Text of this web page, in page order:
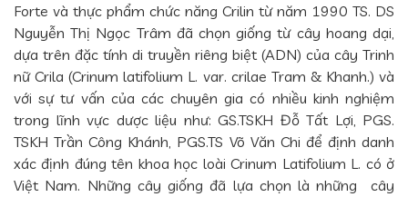
Forte và thực phẩm chức năng Crilin từ năm 1990 TS. DS
Nguyễn Thị Ngọc Trâm đã chọn giống từ cây hoang dại,
dựa trên đặc tính di truyền riêng biệt (ADN) của cây Trinh
nữ Crila (Crinum latifolium L. var. crilae Tram & Khanh.) và
với sự tư vấn của các chuyên gia có nhiều kinh nghiệm
trong lĩnh vực dược liệu như: GS.TSKH Đỗ Tất Lợi, PGS.
TSKH Trần Công Khánh, PGS.TS Võ Văn Chi để định danh
xác định đúng tên khoa học loài Crinum Latifolium L. có ở
Việt Nam. Những cây giống đã lựa chọn là những cây